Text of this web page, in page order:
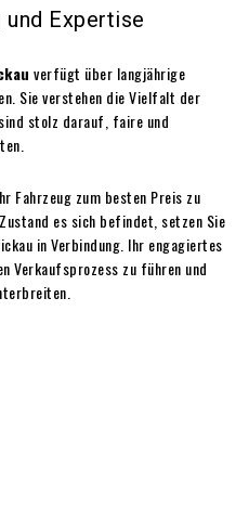
und Expertise
verfügt über langjährige
Sie verstehen die Vielfalt der
stolz darauf, faire und
Fahrzeug zum besten Preis zu
es sich befindet, setzen Sie
in Verbindung. Ihr engagiertes
Verkaufsprozess zu führen und